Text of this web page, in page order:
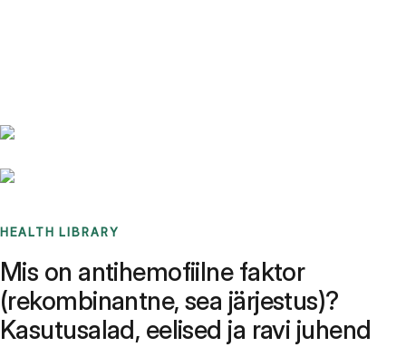
HEALTH LIBRARY
Mis on antihemofiilne faktor
(rekombinantne, sea järjestus)?
Kasutusalad, eelised ja ravi juhend